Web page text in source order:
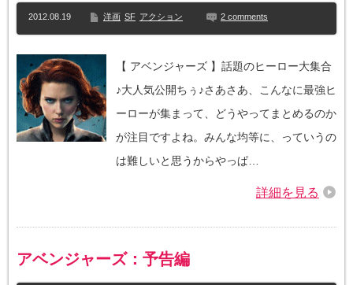
2012.08.19 洋画 SF アクション 2 comments
【 アベンジャーズ 】話題のヒーロー大集合
♪大人気公開ちぅ♪さあさあ、こんなに最強ヒ
ーローが集まって、どうやってまとめるのか
が注目ですよね。みんな均等に、っていうの
は難しいと思うからやっぱ…
詳細を見る
アベンジャーズ：予告編